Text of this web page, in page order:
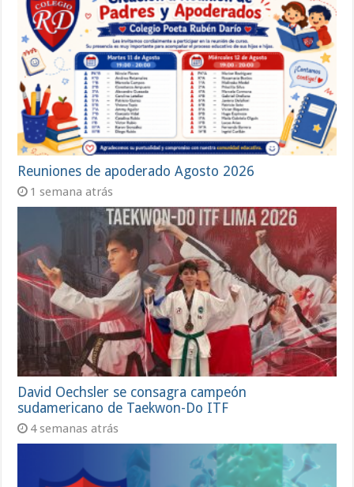
Reuniones de apoderado Agosto 2026
1 semana atrás
David Oechsler se consagra campeón
sudamericano de Taekwon-Do ITF
4 semanas atrás